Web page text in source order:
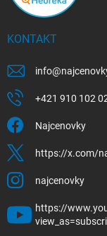
KONTAKT
info@
+421 910 102
Najcenovky
https://x.com/
najcenovky
https://